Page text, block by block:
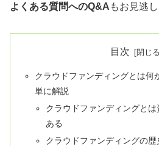
よくある質問へのQ&A もお見逃し
目次
クラウドファンディングとは何
単に解説
クラウドファンディングと
ある
クラウドファンディングの歴